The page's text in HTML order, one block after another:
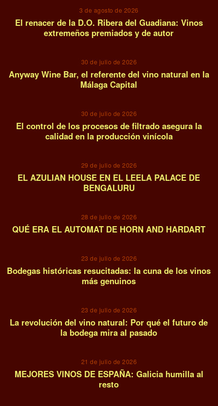
3 de agosto de 2026
El renacer de la D.O. Ribera del Guadiana: Vinos
extremeños premiados y de autor
30 de julio de 2026
Anyway Wine Bar, el referente del vino natural en la
Málaga Capital
30 de julio de 2026
El control de los procesos de filtrado asegura la
calidad en la producción vinícola
29 de julio de 2026
EL AZULIAN HOUSE EN EL LEELA PALACE DE
BENGALURU
28 de julio de 2026
QUÉ ERA EL AUTOMAT DE HORN AND HARDART
06
23 de julio de 2026
Bodegas históricas resucitadas: la cuna de los vinos
más genuinos
23 de julio de 2026
La revolución del vino natural: Por qué el futuro de
la bodega mira al pasado
21 de julio de 2026
MEJORES VINOS DE ESPAÑA: Galicia humilla al
resto